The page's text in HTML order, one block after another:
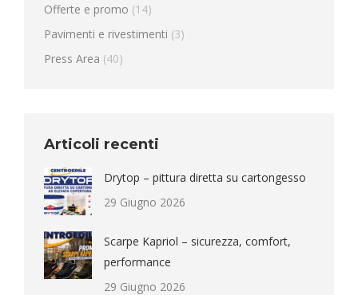
Offerte e promo (14)
Pavimenti e rivestimenti (3)
Press Area (40)
Articoli recenti
Drytop – pittura diretta su cartongesso
29 Giugno 2026
Scarpe Kapriol – sicurezza, comfort,
performance
29 Giugno 2026